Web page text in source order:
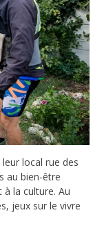
leur local rue des
au bien-être
la culture. Au
jeux sur le vivre